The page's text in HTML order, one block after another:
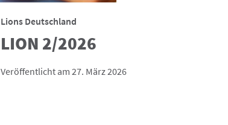
Lions Deutschland
LION 2/2026
Veröffentlicht am 27. März 2026